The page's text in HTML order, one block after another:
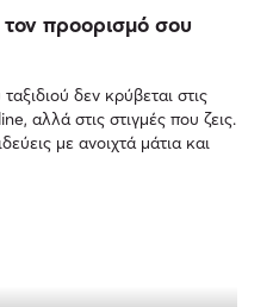
προορισμό σου
δεν κρύβεται στις
αλλά στις στιγμές που ζεις.
με ανοιχτά μάτια και